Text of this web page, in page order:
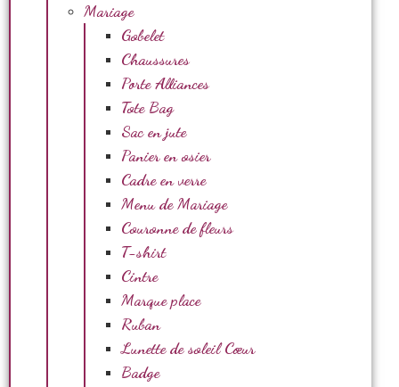
Mariage
Gobelet
Chaussures
Porte Alliances
Tote Bag
Sac en jute
Panier en osier
Cadre en verre
Menu de Mariage
Couronne de fleurs
T-shirt
Cintre
Marque place
Ruban
Lunette de soleil Cœur
Badge